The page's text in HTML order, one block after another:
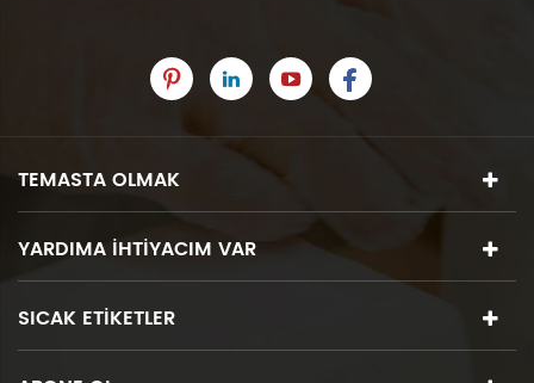
TEMASTA OLMAK
YARDIMA IHTIYACIM VAR
SICAK ETIKETLER